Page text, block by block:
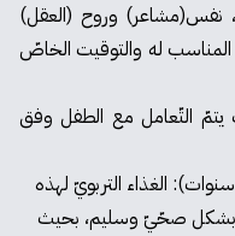
نفس(مشاعر) وروح (العقل)
له والتوقيت الخاصّ
يتمّ التّعامل مع الطفل وفق
الغذاء التربويّ لهذه
بشكل صحّيّ وسليم، بحيث